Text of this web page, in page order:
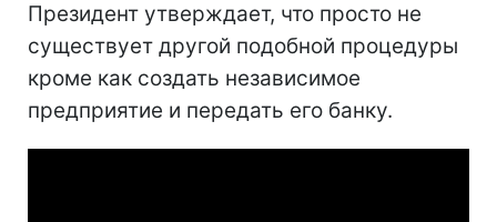
Президент утверждает, что просто не
существует другой подобной процедуры
кроме как создать независимое
предприятие и передать его банку.